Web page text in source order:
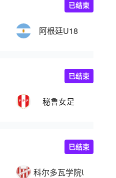
阿根廷U18
已结束
秘鲁女足
已结束
科尔多瓦学院U20
已结束